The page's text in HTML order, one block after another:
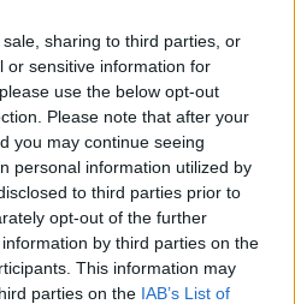
sharing to third parties, or
or sensitive information for
use the below opt-out
Please note that after your
you may continue seeing
personal information utilized by
to third parties prior to
opt-out of the further
by third parties on the
This information may
parties on the IAB’s List of